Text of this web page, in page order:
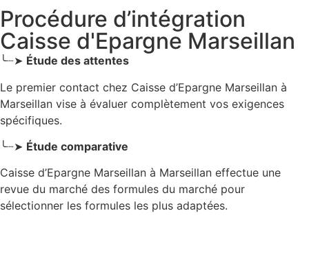
Procédure d’intégration
Caisse d'Epargne Marseillan
╰┈➤ Étude des attentes
Le premier contact chez Caisse d’Epargne Marseillan à
Marseillan vise à évaluer complètement vos exigences
spécifiques.
╰┈➤ Étude comparative
Caisse d’Epargne Marseillan à Marseillan effectue une
revue du marché des formules du marché pour
sélectionner les formules les plus adaptées.